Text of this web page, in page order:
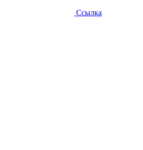
Ссылка